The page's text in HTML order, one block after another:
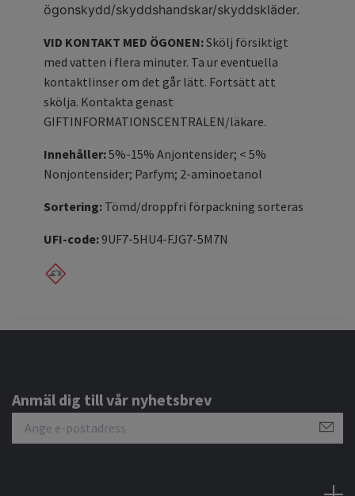
ögonskydd/skyddshandskar/skyddskläder.
VID KONTAKT MED ÖGONEN:Skölj försiktigt
med vatten i flera minuter. Ta ur eventuella
kontaktlinser om det går lätt. Fortsätt att
skölja. Kontakta genast
GIFTINFORMATIONSCENTRALEN/läkare.
Innehåller:5%-15% Anjontensider; < 5%
Nonjontensider; Parfym; 2-aminoetanol
Sortering: Tömd/droppfri förpackning sorteras
UFI-code:9UF7-5HU4-FJG7-5M7N
Anmäl dig till vår nyhetsbrev